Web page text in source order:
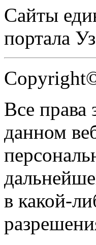
Сайты
портала
Все
данном
в какой-